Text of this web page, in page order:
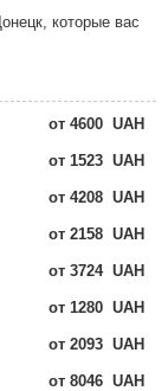
которые вас
от 4600 UAH
от 1523 UAH
от 4208 UAH
от 2158 UAH
от 3724 UAH
от 1280 UAH
от 2093 UAH
от 8046 UAH